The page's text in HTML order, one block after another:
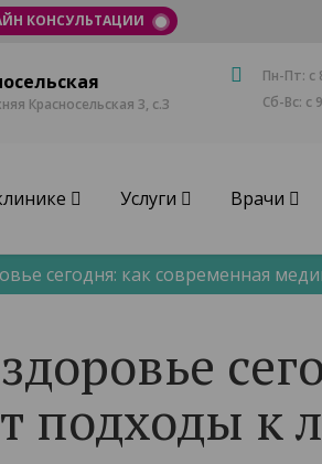
КОНСУЛЬТАЦИИ
Красносельская 3, с.3
Пн-Пт: с
Сб-Вс: с
Услуги Врачи
сегодня: как современная
подходы к